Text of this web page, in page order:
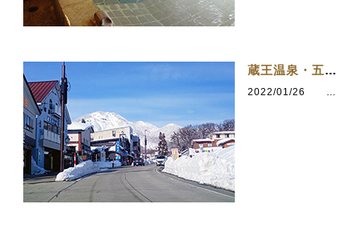
蔵王温泉・五感の湯つるや
2022/01/26